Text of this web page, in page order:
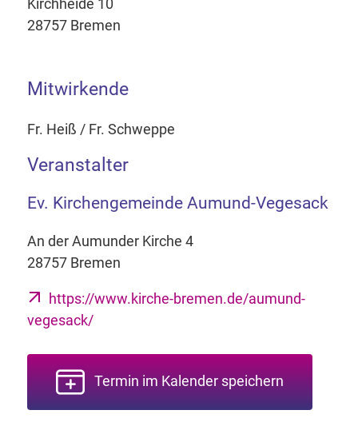
Kirchheide 10
28757 Bremen
Mitwirkende
Fr. Heiß / Fr. Schweppe
Veranstalter
Ev. Kirchengemeinde Aumund-Vegesack
An der Aumunder Kirche 4
28757 Bremen
https://www.kirche-bremen.de/aumund-
vegesack/
Termin im Kalender speichern